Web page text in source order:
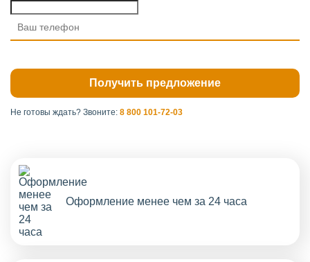
Не готовы ждать? Звоните: 8 800 101-72-03
Оформление менее чем за 24 часа